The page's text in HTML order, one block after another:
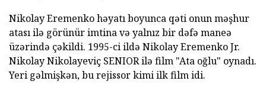
Nikolay Eremenko həyatı boyunca qəti onun məşhur
atası ilə görünür imtina və yalnız bir dəfə maneə
üzərində çəkildi. 1995-ci ildə Nikolay Eremenko Jr.
Nikolay Nikolayeviç SENIOR ilə film "Ata oğlu" oynadı.
Yeri gəlmişkən, bu rejissor kimi ilk film idi.